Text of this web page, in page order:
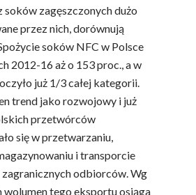
soków zagęszczonych dużo
przez nich, dorównują
soków NFC w Polsce
2012-16 aż o 153 proc., a w
już 1/3 całej kategorii.
trend jako rozwojowy i już
przetwórców
się w przetwarzaniu,
i transporcie
odbiorców. Wg
wolumen tego eksportu osiąga
Polskie
Warzywa I